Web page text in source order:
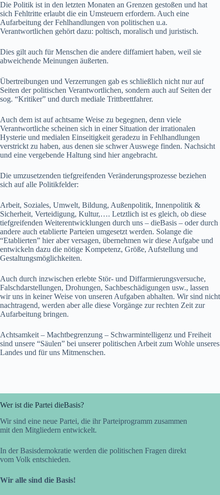
Die Politik ist in den letzten Monaten an Grenzen gestoßen und hat
sich Fehltritte erlaubt die ein Umsteuern erfordern. Auch eine
Aufarbeitung der Fehlhandlungen von politischen u.a.
Verantwortlichen gehört dazu: poltisch, moralisch und juristisch.
Dies gilt auch für Menschen die andere diffamiert haben, weil sie
abweichende Meinungen äußerten.
Übertreibungen und Verzerrungen gab es schließlich nicht nur auf
Seiten der politischen Verantwortlichen, sondern auch auf Seiten der
sog. “Kritiker” und durch mediale Trittbrettfahrer.
Auch dem ist auf achtsame Weise zu begegnen, denn viele
Verantwortliche scheinen sich in einer Situation der irrationalen
Hysterie und medialen Einseitigkeit geradezu in Fehlhandlungen
verstrickt zu haben, aus denen sie schwer Auswege finden. Nachsicht
und eine vergebende Haltung sind hier angebracht.
Die umzusetzenden tiefgreifenden Veränderungsprozesse beziehen
sich auf alle Politikfelder:
Arbeit, Soziales, Umwelt, Bildung, Außenpolitik, Innenpolitik &
Sicherheit, Verteidigung, Kultur,…. Letztlich ist es gleich, ob diese
tiefgreifenden Weiterentwicklungen durch uns – dieBasis – oder durch
andere auch etablierte Parteien umgesetzt werden. Solange die
“Etablierten” hier aber versagen, übernehmen wir diese Aufgabe und
entwickeln dazu die nötige Kompetenz, Größe, Aufstellung und
Gestaltungsmöglichkeiten.
Auch durch inzwischen erlebte Stör- und Diffarmierungsversuche,
Falschdarstellungen, Drohungen, Sachbeschädigungen usw., lassen
wir uns in keiner Weise von unseren Aufgaben abhalten. Wir sind nicht
nachtragend, werden aber alle diese Vorgänge zur rechten Zeit zur
Aufarbeitung bringen.
Achtsamkeit – Machtbegrenzung – Schwarmintelligenz und Freiheit
sind unsere “Säulen” bei unserer politischen Arbeit zum Wohle unseres
Landes und für uns Mitmenschen.
Wer ist die Partei dieBasis?
Wir sind eine neue Partei, die ihr Parteiprogramm zusammen
mit den Mitgliedern entwickelt.
In der Basisdemokratie werden die politischen Fragen direkt
vom Volk entschieden.
Wir alle sind die Basis!